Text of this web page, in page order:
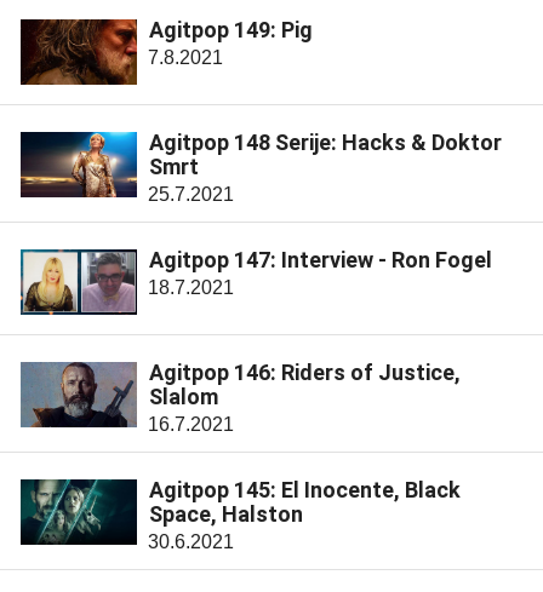
Agitpop 149: Pig
7.8.2021
Agitpop 148 Serije: Hacks & Doktor
Smrt
25.7.2021
Agitpop 147: Interview - Ron Fogel
18.7.2021
Agitpop 146: Riders of Justice,
Slalom
16.7.2021
Agitpop 145: El Inocente, Black
Space, Halston
30.6.2021